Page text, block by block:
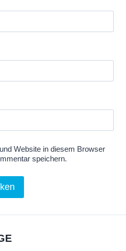
Website in diesem Browser
speichern.